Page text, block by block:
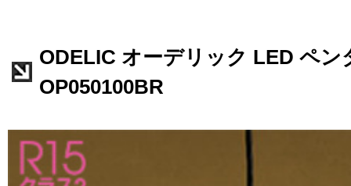
ODELIC オーデリック LED ペン
OP050100BR